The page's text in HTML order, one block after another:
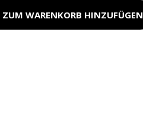
ZUM WARENKORB HINZUFÜGEN